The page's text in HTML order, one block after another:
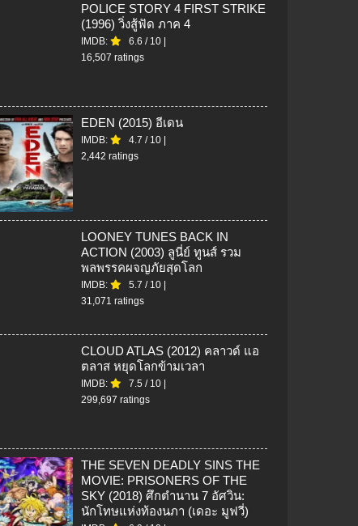
POLICE STORY 4 FIRST STRIKE
(1996) วิ่งสู้ฟัด ภาค 4
IMDB: 6.6 / 10
16,507 ratings
EDEN (2015) อีเดน
IMDB: 4.7 / 10
2,442 ratings
LOONEY TUNES BACK IN
ACTION (2003) ลูนี่ย์ ทูนส์ รวม
พลพรรคผจญภัยสุดโลก
IMDB: 5.7 / 10
31,071 ratings
CLOUD ATLAS (2012) คลาวด์ แอ
ตลาส หยุดโลกข้ามเวลา
IMDB: 7.5 / 10
299,697 ratings
THE SEVEN DEADLY SINS THE
MOVIE: PRISONERS OF THE
SKY (2018) ศึกตำนาน 7 อัศวิน:
นักโทษแห่งท้องนภา (เดอะ มูฟวี่)